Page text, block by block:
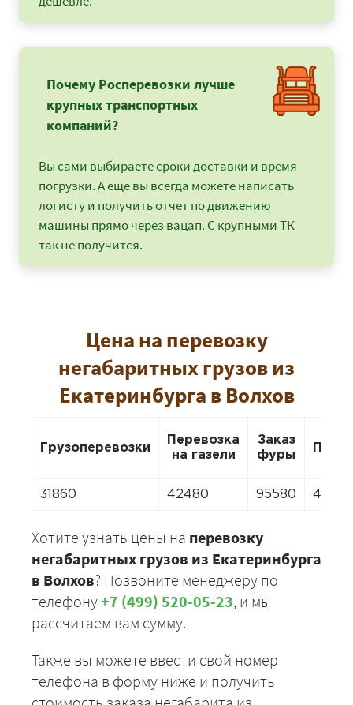
Почему Росперевозки лучше
крупных транспортных
компаний?
Вы сами выбираете сроки доставки и время
погрузки. А еще вы всегда можете написать
логисту и получить отчет по движению
машины прямо через вацап. С крупными ТК
так не получится.
Цена на перевозку
негабаритных грузов из
Екатеринбурга в Волхов
Грузоперевозки
Перевозка
на газели
Заказ
фуры
31860 42480 95580
Хотите узнать цены на перевозку
негабаритных грузов из Екатеринбурга
в Волхов? Позвоните менеджеру по
телефону+7 (499) 520-05-23, и мы
рассчитаем вам сумму.
Также вы можете ввести свой номер
телефона в форму ниже и получить